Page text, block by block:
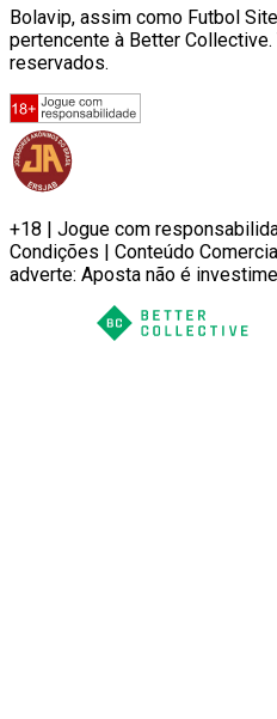
Bolavip, assim como Futbol
pertencente à Better
reservados.
+18 | Jogue com
Condições | Conteúdo
adverte: Aposta não é